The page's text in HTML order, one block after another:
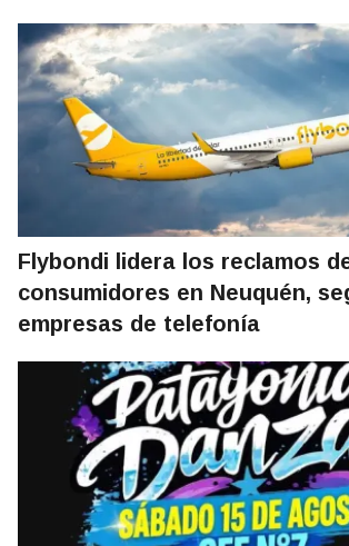
Flybondi lidera los reclamos
consumidores en Neuquén,
empresas de telefonía